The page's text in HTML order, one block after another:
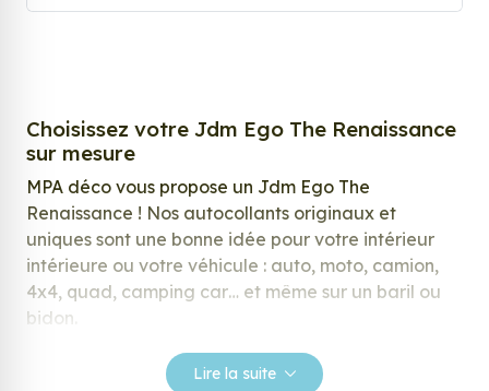
Choisissez votre Jdm Ego The Renaissance
sur mesure
MPA déco vous propose un Jdm Ego The
Renaissance ! Nos autocollants originaux et
uniques sont une bonne idée pour votre intérieur
intérieure ou votre véhicule : auto, moto, camion,
4x4, quad, camping car… et même sur un baril ou
bidon.
Nos stickers sont spécialement conçus pour
Lire la suite